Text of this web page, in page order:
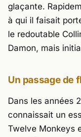
glaçante.
à qui il faisait
le redoutable
Damon, mais
Un passage de
Dans les années
connaissait un
Twelve Monkeys